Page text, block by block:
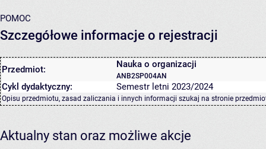
POMOC
Szczegółowe informacje o rejestracji
Przedmiot: Nauka o organizacji
ANB2SP004AN
Cykl dydaktyczny: Semestr letni 2023/2024
Opisu przedmiotu, zasad zaliczania i innych informacji szukaj na stronie
Aktualny stan oraz możliwe akcje